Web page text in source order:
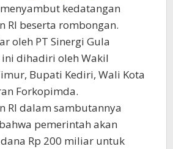
kedatangan
RI beserta rombongan.
oleh PT Sinergi Gula
ini dihadiri oleh Wakil
Bupati Kediri, Wali Kota
Forkopimda.
RI dalam sambutannya
pemerintah akan
Rp 200 miliar untuk